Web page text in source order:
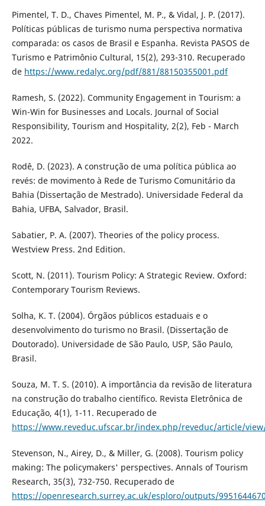
Pimentel, T. D., Chaves Pimentel, M. P., & Vidal, J. P. (2017).
Políticas públicas de turismo numa perspectiva normativa
comparada: os casos de Brasil e Espanha. Revista PASOS de
Turismo e Patrimônio Cultural, 15(2), 293-310. Recuperado
de https://www.redalyc.org/pdf/881/88150355001.pdf
Ramesh, S. (2022). Community Engagement in Tourism: a
Win-Win for Businesses and Locals. Journal of Social
Responsibility, Tourism and Hospitality, 2(2), Feb - March
2022.
Rodê, D. (2023). A construção de uma política pública ao
revés: de movimento à Rede de Turismo Comunitário da
Bahia (Dissertação de Mestrado). Universidade Federal da
Bahia, UFBA, Salvador, Brasil.
Sabatier, P. A. (2007). Theories of the policy process.
Westview Press. 2nd Edition.
Scott, N. (2011). Tourism Policy: A Strategic Review. Oxford:
Contemporary Tourism Reviews.
Solha, K. T. (2004). Órgãos públicos estaduais e o
desenvolvimento do turismo no Brasil. (Dissertação de
Doutorado). Universidade de São Paulo, USP, São Paulo,
Brasil.
Souza, M. T. S. (2010). A importância da revisão de literatura
na construção do trabalho científico. Revista Eletrônica de
Educação, 4(1), 1-11. Recuperado de
https://www.reveduc.ufscar.br/index.php/reveduc/article/
Stevenson, N., Airey, D., & Miller, G. (2008). Tourism policy
making: The policymakers' perspectives. Annals of Tourism
Research, 35(3), 732-750. Recuperado de
https://openresearch.surrey.ac.uk/esploro/outputs/